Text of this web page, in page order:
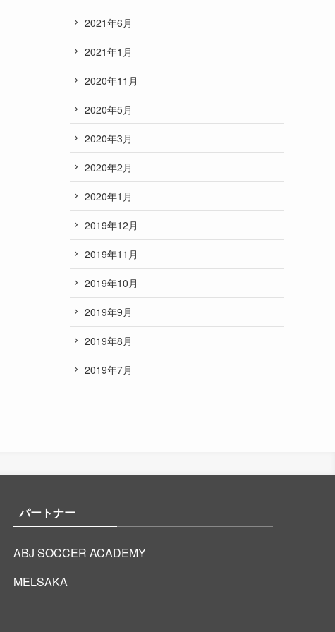
2021年6月
2021年1月
2020年11月
2020年5月
2020年3月
2020年2月
2020年1月
2019年12月
2019年11月
2019年10月
2019年9月
2019年8月
2019年7月
パートナー
ABJ SOCCER ACADEMY
MELSAKA